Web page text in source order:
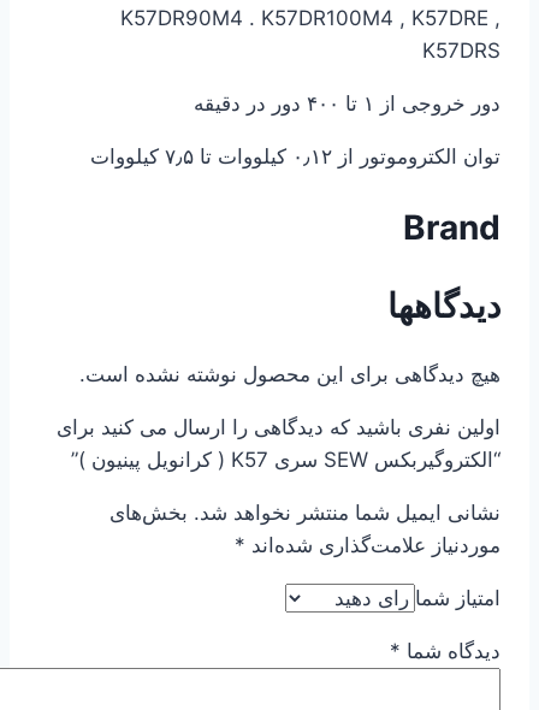
K57DR90M4 . K57DR100M4 , K57DRE ,
K57DRS
دور خروجی از ۱ تا ۴۰۰ دور در دقیقه
توان الکتروموتور از ۰٫۱۲ کیلووات تا ۷٫۵ کیلووات
Brand
دیدگاهها
هیچ دیدگاهی برای این محصول نوشته نشده است.
اولین نفری باشید که دیدگاهی را ارسال می کنید برای
“الکتروگیربکس SEW سری K57 ( کرانویل پینیون )”
نشانی ایمیل شما منتشر نخواهد شد. بخش‌های
موردنیاز علامت‌گذاری شده‌اند *
امتیاز شما
دیدگاه شما *